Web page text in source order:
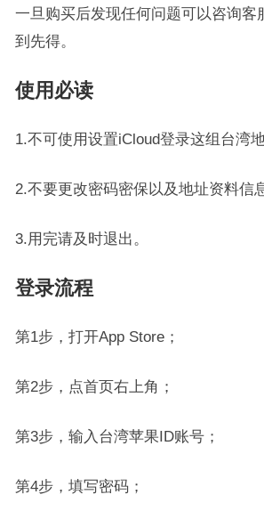
一旦购买后发现任何问题可以咨询客
到先得。
使用必读
1.不可使用设置iCloud登录这组台湾
2.不要更改密码密保以及地址资料信
3.用完请及时退出。
登录流程
第1步，打开App Store；
第2步，点首页右上角；
第3步，输入台湾苹果ID账号；
第4步，填写密码；